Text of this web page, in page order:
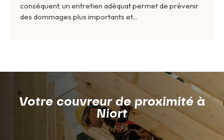
conséquent, un entretien adéquat permet de prévenir
des dommages plus importants et
Votre couvreur de proximité à
Niort